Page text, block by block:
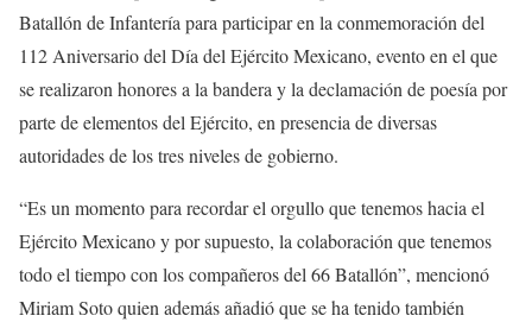
Batallón de Infantería para participar en la conmemoración del
112 Aniversario del Día del Ejército Mexicano, evento en el que
se realizaron honores a la bandera y la declamación de poesía por
parte de elementos del Ejército, en presencia de diversas
autoridades de los tres niveles de gobierno.
“Es un momento para recordar el orgullo que tenemos hacia el
Ejército Mexicano y por supuesto, la colaboración que tenemos
todo el tiempo con los compañeros del 66 Batallón”, mencionó
Miriam Soto quien además añadió que se ha tenido también